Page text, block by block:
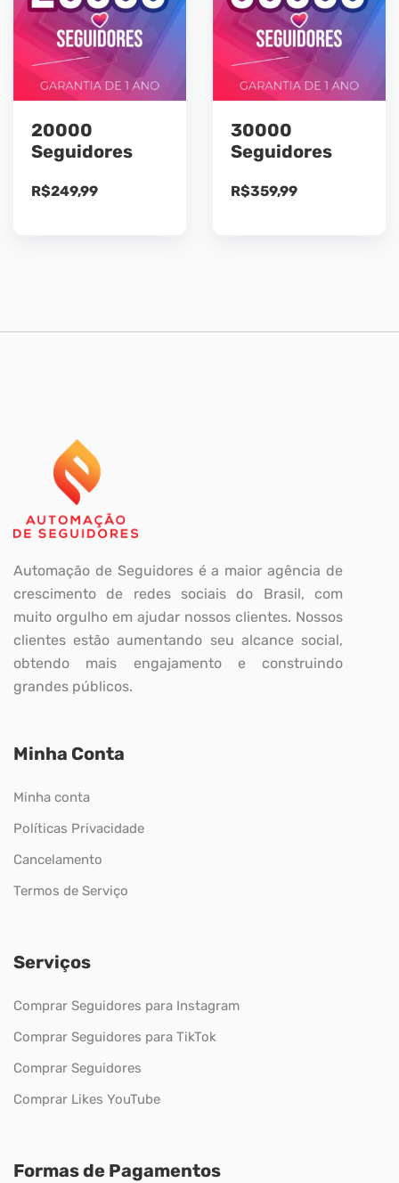
20000
Seguidores
R$249,99
30000
Seguidores
R$359,99
Automação de Seguidores é a maior agência de
crescimento de redes sociais do Brasil, com
muito orgulho em ajudar nossos clientes. Nossos
clientes estão aumentando seu alcance social,
obtendo mais engajamento e construindo
grandes públicos.
Minha Conta
Minha conta
Políticas Privacidade
Cancelamento
Termos de Serviço
Serviços
Comprar Seguidores para Instagram
Comprar Seguidores para TikTok
Comprar Seguidores
Comprar Likes YouTube
Formas de Pagamentos